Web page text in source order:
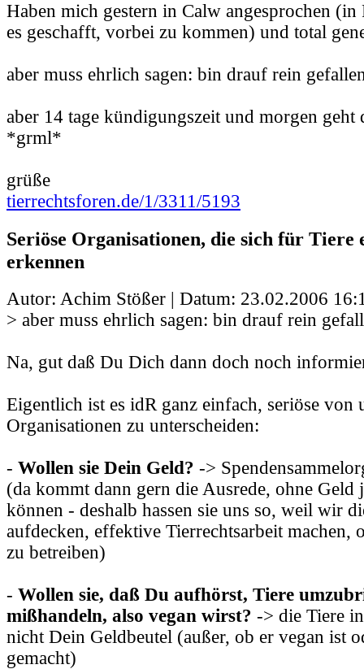
Haben mich gestern in Calw angesprochen
es geschafft, vorbei zu kommen) und total
aber muss ehrlich sagen: bin drauf rein
aber 14 tage kündigungszeit und morgen
*grml*
grüße
tierrechtsforen.de/1/3311/5193
Seriöse Organisationen, die sich für Tiere
erkennen
Autor: Achim Stößer | Datum: 23.02.2006
> aber muss ehrlich sagen: bin drauf rein
Na, gut daß Du Dich dann doch noch
Eigentlich ist es idR ganz einfach, seriöse von
Organisationen zu unterscheiden:
- Wollen sie Dein Geld? ->
(da kommt dann gern die Ausrede, ohne Geld
können - deshalb hassen sie uns so, weil wir
aufdecken, effektive Tierrechtsarbeit machen,
zu betreiben)
- Wollen sie, daß Du aufhörst, Tiere
mißhandeln, also vegan wirst? -> die Tiere
nicht Dein Geldbeutel (außer, ob er vegan ist
gemacht)